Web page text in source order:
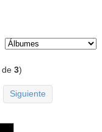
de3)
Siguiente